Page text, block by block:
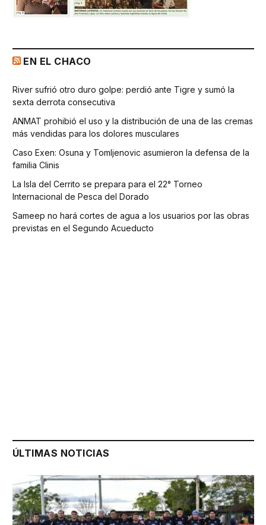
EN EL CHACO
River sufrió otro duro golpe: perdió ante Tigre y sumó la
sexta derrota consecutiva
ANMAT prohibió el uso y la distribución de una de las cremas
más vendidas para los dolores musculares
Caso Exen: Osuna y Tomljenovic asumieron la defensa de la
familia Clinis
La Isla del Cerrito se prepara para el 22° Torneo
Internacional de Pesca del Dorado
Sameep no hará cortes de agua a los usuarios por las obras
previstas en el Segundo Acueducto
ÚLTIMAS NOTICIAS